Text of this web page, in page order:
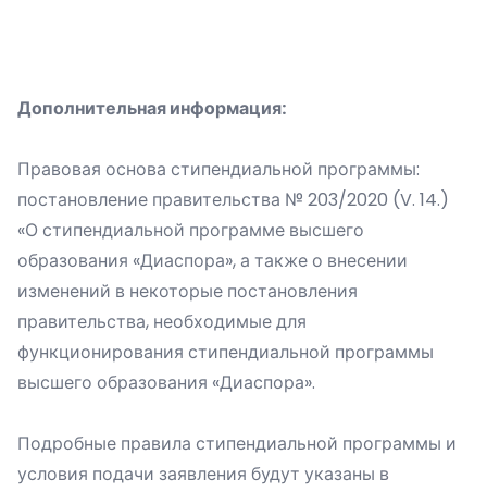
Дополнительная информация:
Правовая основа стипендиальной программы:
постановление правительства № 203/2020 (V. 14.)
«О стипендиальной программе высшего
образования «Диаспора», а также о внесении
изменений в некоторые постановления
правительства, необходимые для
функционирования стипендиальной программы
высшего образования «Диаспора».
Подробные правила стипендиальной программы и
условия подачи заявления будут указаны в